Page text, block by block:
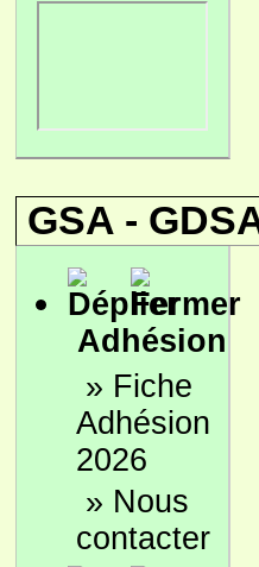
GSA -
Adhésion
» Fiche
Adhésion
2026
» Nous
contacter